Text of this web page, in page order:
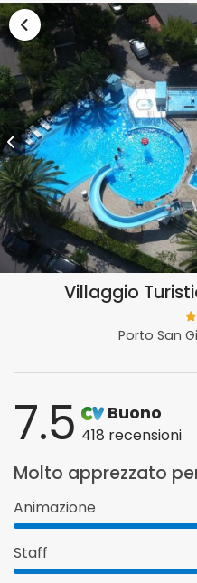
Vai alla lista
Villaggio
Porto San
7.5 Buono
418 recensioni
Molto apprezzato
Animazione
Staff